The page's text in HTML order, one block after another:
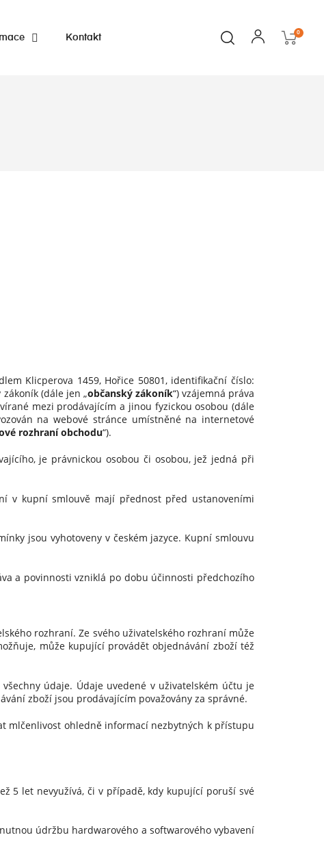
Kontakt 0
Klicperova 1459, Hořice 50801, identifikační číslo:
(dále jen „občanský zákoník“) vzájemná práva
mezi prodávajícím a jinou fyzickou osobou (dále
na webové stránce umístněné na internetové
rozhraní obchodu“).
je právnickou osobou či osobou, jež jedná při
kupní smlouvě mají přednost před ustanoveními
jsou vyhotoveny v českém jazyce. Kupní smlouvu
a povinnosti vzniklá po dobu účinnosti předchozího
rozhraní. Ze svého uživatelského rozhraní může
může kupující provádět objednávání zboží též
údaje. Údaje uvedené v uživatelském účtu je
zboží jsou prodávajícím považovány za správné.
mlčenlivost ohledně informací nezbytných k přístupu
5 let nevyužívá, či v případě, kdy kupující poruší své
údržbu hardwarového a softwarového vybavení